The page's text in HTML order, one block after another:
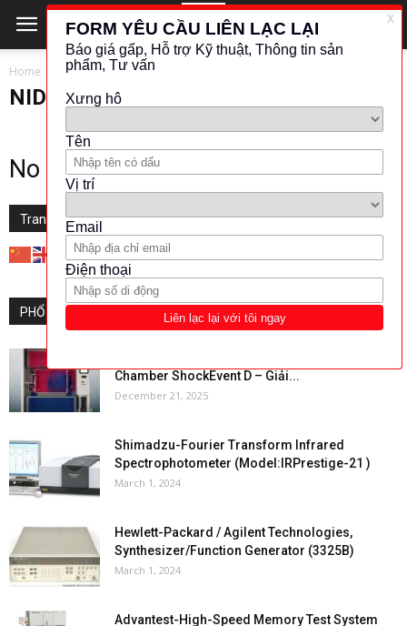
Home NIDEC
NIDEC
No posts to display
Translate this website
PHỔ BIẾN
Chamber ShockEvent D – Giải...
December 21, 2025
Shimadzu-Fourier Transform Infrared
Spectrophotometer (Model:IRPrestige-21 )
March 1, 2024
Hewlett-Packard / Agilent Technologies,
Synthesizer/Function Generator (3325B)
March 1, 2024
Advantest-High-Speed Memory Test System